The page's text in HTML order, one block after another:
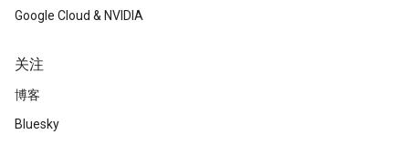
Google Cloud & NVIDIA
关注
博客
Bluesky